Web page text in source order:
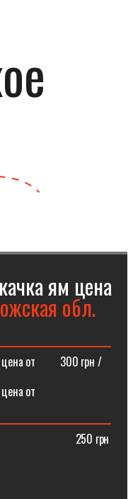
ям цена
обл.
цена от⠀⠀⠀300 грн /
от
грн